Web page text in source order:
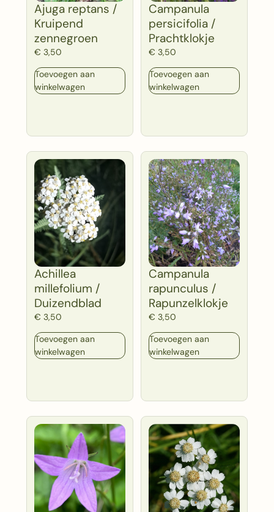
Ajuga reptans /
Kruipend
zennegroen
€ 3,50
Toevoegen aan
winkelwagen
Campanula
persicifolia /
Prachtklokje
€ 3,50
Toevoegen aan
winkelwagen
Achillea
millefolium /
Duizendblad
€ 3,50
Toevoegen aan
winkelwagen
Campanula
rapunculus /
Rapunzelklokje
€ 3,50
Toevoegen aan
winkelwagen